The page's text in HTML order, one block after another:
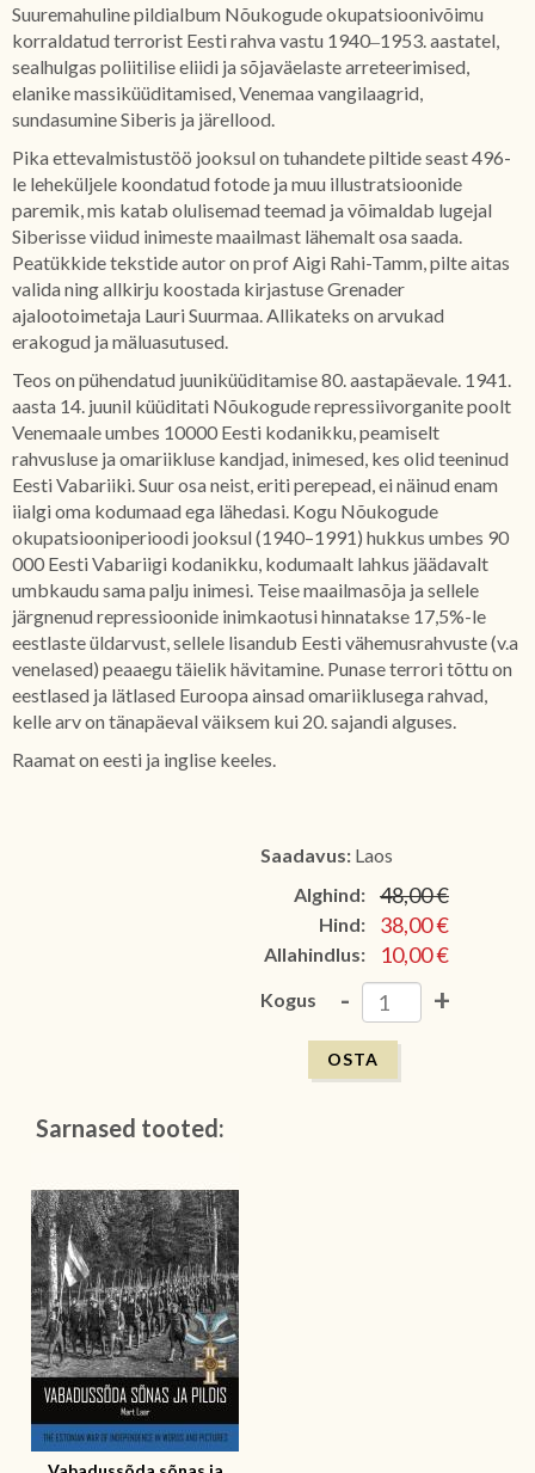
Suuremahuline pildialbum Nõukogude okupatsioonivõimu
korraldatud terrorist Eesti rahva vastu 1940‒1953. aastatel,
sealhulgas poliitilise eliidi ja sõjaväelaste arreteerimised,
elanike massiküüditamised, Venemaa vangilaagrid,
sundasumine Siberis ja järellood.
Pika ettevalmistustöö jooksul on tuhandete piltide seast 496-
le leheküljele koondatud fotode ja muu illustratsioonide
paremik, mis katab olulisemad teemad ja võimaldab lugejal
Siberisse viidud inimeste maailmast lähemalt osa saada.
Peatükkide tekstide autor on prof Aigi Rahi-Tamm, pilte aitas
valida ning allkirju koostada kirjastuse Grenader
ajalootoimetaja Lauri Suurmaa. Allikateks on arvukad
erakogud ja mäluasutused.
Teos on pühendatud juuniküüditamise 80. aastapäevale. 1941.
aasta 14. juunil küüditati Nõukogude repressiivorganite poolt
Venemaale umbes 10000 Eesti kodanikku, peamiselt
rahvusluse ja omariikluse kandjad, inimesed, kes olid teeninud
Eesti Vabariiki. Suur osa neist, eriti perepead, ei näinud enam
iialgi oma kodumaad ega lähedasi. Kogu Nõukogude
okupatsiooniperioodi jooksul (1940–1991) hukkus umbes 90
000 Eesti Vabariigi kodanikku, kodumaalt lahkus jäädavalt
umbkaudu sama palju inimesi. Teise maailmasõja ja sellele
järgnenud repressioonide inimkaotusi hinnatakse 17,5%-le
eestlaste üldarvust, sellele lisandub Eesti vähemusrahvuste (v.a
venelased) peaaegu täielik hävitamine. Punase terrori tõttu on
eestlased ja lätlased Euroopa ainsad omariiklusega rahvad,
kelle arv on tänapäeval väiksem kui 20. sajandi alguses.
Raamat on eesti ja inglise keeles.
Saadavus: Laos
Alghind:
48,00 €
Hind: 38,00 €
Allahindlus: 10,00 €
Kogus - +
Sarnased tooted: